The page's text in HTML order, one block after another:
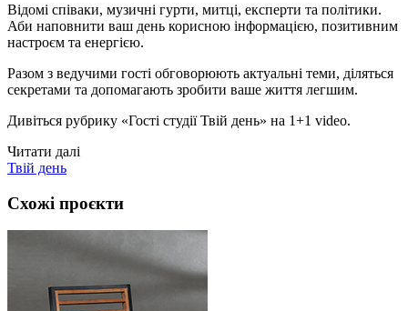
Відомі співаки, музичні гурти, митці, експерти та політики.
Аби наповнити ваш день корисною інформацією, позитивним
настроєм та енергією.
Разом з ведучими гості обговорюють актуальні теми, діляться
секретами та допомагають зробити ваше життя легшим.
Дивіться рубрику «Гості студії Твій день» на 1+1 video.
Читати далі
Твій день
Схожі проєкти